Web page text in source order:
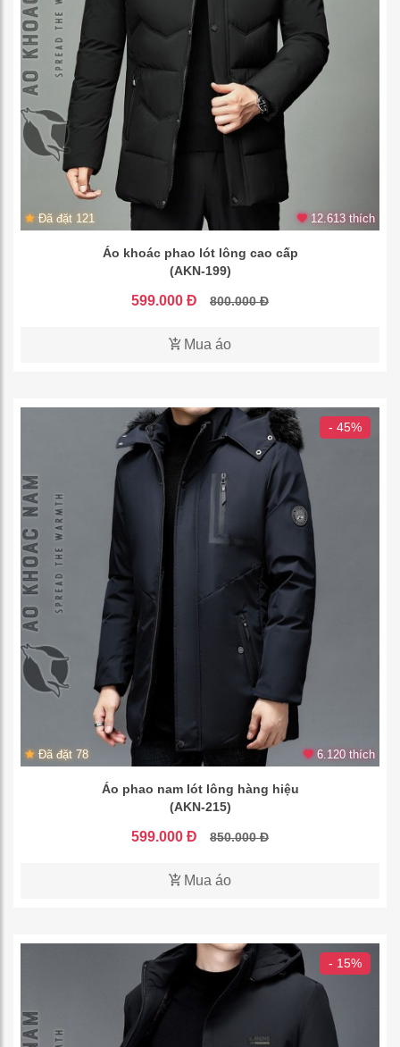
Đã đặt 121 12.613 thích
Áo khoác phao lót lông cao cấp
(AKN-199)
599.000 Đ 800.000 Đ
Mua áo
- 45%
Đã đặt 78 6.120 thích
Áo phao nam lót lông hàng hiệu
(AKN-215)
599.000 Đ 850.000 Đ
Mua áo
- 15%